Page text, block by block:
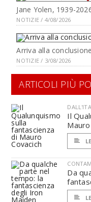
Jane Yolen, 1939-
NOTIZIE / 4/08/2026
Arriva alla
NOTIZIE / 3/08/2026
ARTICOLI PIÙ
Il
Da